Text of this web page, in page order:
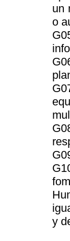
un
o
y